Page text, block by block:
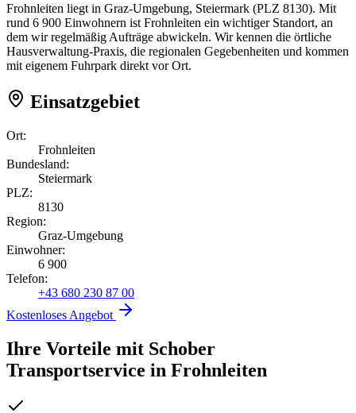
Frohnleiten liegt in Graz-Umgebung, Steiermark (PLZ 8130). Mit
rund 6 900 Einwohnern ist Frohnleiten ein wichtiger Standort, an
dem wir regelmäßig Aufträge abwickeln. Wir kennen die örtliche
Hausverwaltung-Praxis, die regionalen Gegebenheiten und kommen
mit eigenem Fuhrpark direkt vor Ort.
Einsatzgebiet
Ort:
Frohnleiten
Bundesland:
Steiermark
PLZ:
8130
Region:
Graz-Umgebung
Einwohner:
6 900
Telefon:
+43 680 230 87 00
Kostenloses Angebot
Ihre Vorteile mit Schober
Transportservice in Frohnleiten